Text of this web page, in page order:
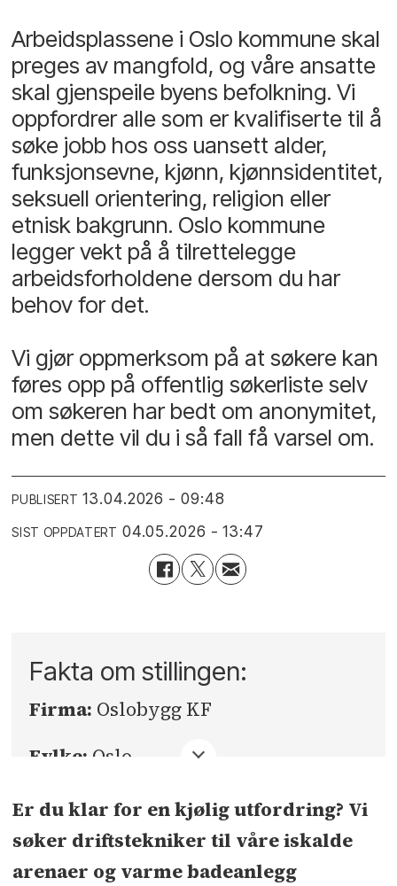
Arbeidsplassene i Oslo kommune skal
preges av mangfold, og våre ansatte
skal gjenspeile byens befolkning. Vi
oppfordrer alle som er kvalifiserte til å
søke jobb hos oss uansett alder,
funksjonsevne, kjønn, kjønnsidentitet,
seksuell orientering, religion eller
etnisk bakgrunn. Oslo kommune
legger vekt på å tilrettelegge
arbeidsforholdene dersom du har
behov for det.
Vi gjør oppmerksom på at søkere kan
føres opp på offentlig søkerliste selv
om søkeren har bedt om anonymitet,
men dette vil du i så fall få varsel om.
PUBLISERT 13.04.2026 - 09:48
SIST OPPDATERT 04.05.2026 - 13:47
Fakta om stillingen:
Firma: Oslobygg KF
Fylke: Oslo
Sted:Oslo
Søknadsfrist:18.05.2026
Er du klar for en kjølig utfordring? Vi
søker driftstekniker til våre iskalde
arenaer og varme badeanlegg